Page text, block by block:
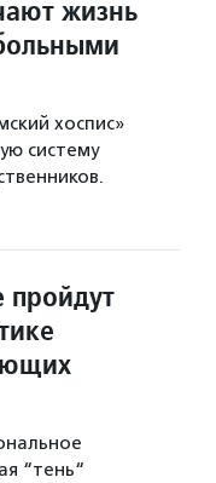
жизнь
хоспис»
систему
пройдут
“тень“